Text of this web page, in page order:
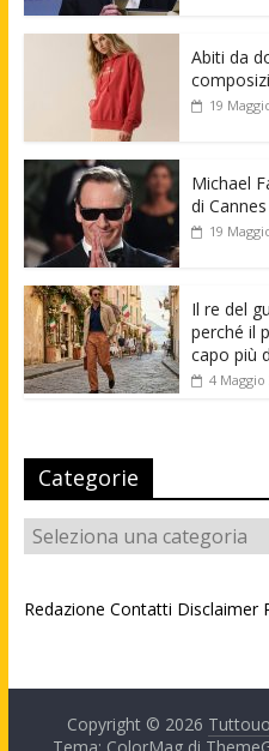
Abiti da
19
Michael
di
19
Il re del
perché il
capo più
4 Maggio
Categorie
Categorie
Redazione Contatti Disclaimer
Copyright © 2026